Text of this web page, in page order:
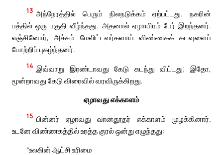
13 அந்நேரத்தில் பெரும் நிலநடுக்கம் ஏற்பட்டது. நகரின்
பத்தில் ஒரு பகுதி வீழ்ந்தது. அதனால் ஏழாயிரம் பேர் இறந்தனர்.
எஞ்சினோர், அச்சம் மேலிட்டவர்களாய் விண்ணகக் கடவுளைப்
போற்றிப் புகழ்ந்தனர்.
14 இவ்வாறு இரண்டாவது கேடு கடந்து விட்டது; இதோ,
மூன்றாவது கேடு விரைவில் வரவிருக்கிறது.
ஏழாவது எக்காளம்
15 பின்னர் ஏழாவது வானதூதர் எக்காளம் முழக்கினார்.
உடனே விண்ணகத்தில் உரத்த குரல் ஒன்று எழுந்தது:
“உலகின் ஆட்சி உரிமை